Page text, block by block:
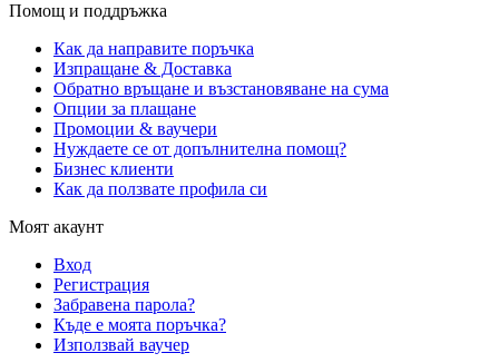
Помощ и поддръжка
Как да направите поръчка
Изпращане & Доставка
Обратно връщане и възстановяване на сума
Опции за плащане
Промоции & ваучери
Нуждаете се от допълнителна помощ?
Бизнес клиенти
Как да ползвате профила си
Моят акаунт
Вход
Регистрация
Забравена парола?
Къде е моята поръчка?
Използвай ваучер